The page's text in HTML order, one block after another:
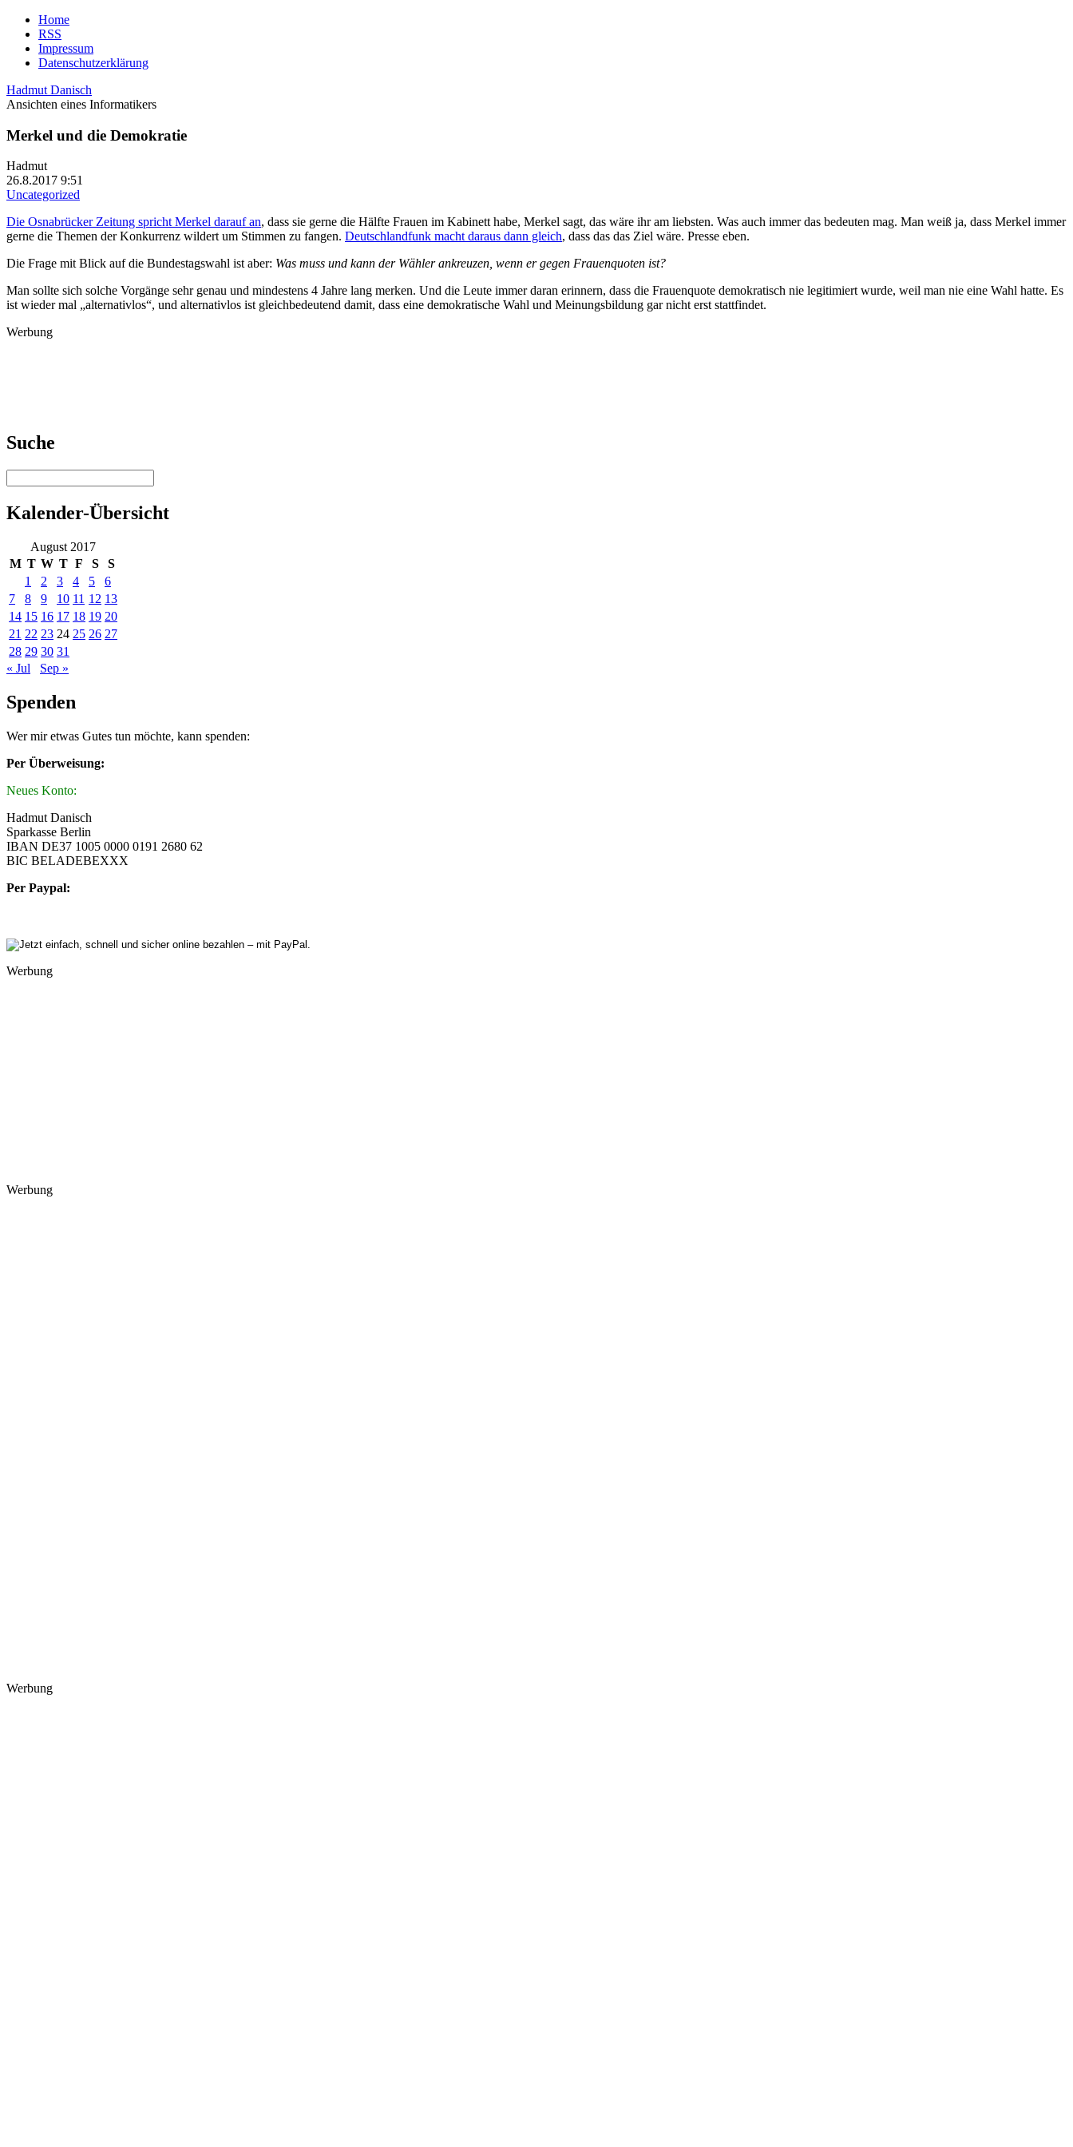
Home
RSS
Impressum
Datenschutzerklärung
Hadmut Danisch
Ansichten eines Informatikers
Merkel und die Demokratie
Hadmut
26.8.2017 9:51
Uncategorized
Die Osnabrücker Zeitung spricht Merkel darauf an, dass sie gerne die Hälfte Frauen im Kabinett habe, Merkel sagt, das wäre ihr am liebsten. Was auch immer das bedeuten mag. Man weiß ja, dass Merkel immer
gerne die Themen der Konkurrenz wildert um Stimmen zu fangen. Deutschlandfunk macht daraus dann gleich, dass das das Ziel wäre. Presse eben.
Die Frage mit Blick auf die Bundestagswahl ist aber: Was muss und kann der Wähler ankreuzen, wenn er gegen Frauenquoten ist?
Man sollte sich solche Vorgänge sehr genau und mindestens 4 Jahre lang merken. Und die Leute immer daran erinnern, dass die Frauenquote demokratisch nie legitimiert wurde, weil man nie eine Wahl hatte. Es
ist wieder mal „alternativlos“, und alternativlos ist gleichbedeutend damit, dass eine demokratische Wahl und Meinungsbildung gar nicht erst stattfindet.
Werbung
Suche
Kalender-Übersicht
August 2017
M T W T F S
S
1
2 3 4 5
6
7
8 9 10 11 12 13
14 15 16 17 18 19 20
21 22 23 24 25 26 27
28 29 30 31
« Jul
Sep »
Spenden
Wer mir etwas Gutes tun möchte, kann spenden:
Per Überweisung:
Neues Konto:
Hadmut Danisch
Sparkasse Berlin
IBAN DE37 1005 0000 0191 2680 62
BIC BELADEBEXXX
Per Paypal:
Werbung
Werbung
Werbung